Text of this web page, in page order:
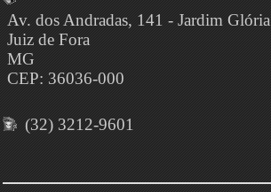
Av. dos Andradas, 141 - Jardim Glória
Juiz de Fora
MG
CEP: 36036-000
(32) 3212-9601